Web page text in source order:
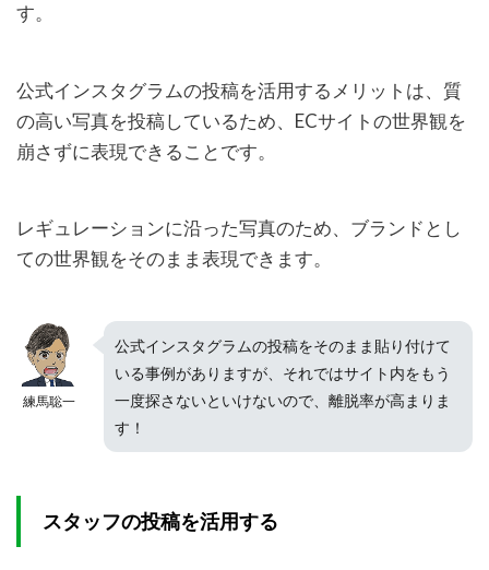
す。
公式インスタグラムの投稿を活用するメリットは、質
の高い写真を投稿しているため、ECサイトの世界観を
崩さずに表現できることです。
レギュレーションに沿った写真のため、ブランドとし
ての世界観をそのまま表現できます。
練馬聡一
公式インスタグラムの投稿をそのまま貼り付けて
いる事例がありますが、それではサイト内をもう
一度探さないといけないので、離脱率が高まりま
す！
スタッフの投稿を活用する